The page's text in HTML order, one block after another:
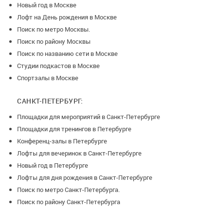
Новый год в Москве
Лофт на День рождения в Москве
Поиск по метро Москвы.
Поиск по району Москвы
Поиск по названию сети в Москве
Студии подкастов в Москве
Спортзалы в Москве
САНКТ-ПЕТЕРБУРГ:
Площадки для мероприятий в Санкт-Петербурге
Площадки для тренингов в Петербурге
Конференц-залы в Петербурге
Лофты для вечеринок в Санкт-Петербурге
Новый год в Петербурге
Лофты для дня рождения в Санкт-Петербурге
Поиск по метро Санкт-Петербурга.
Поиск по району Санкт-Петербурга